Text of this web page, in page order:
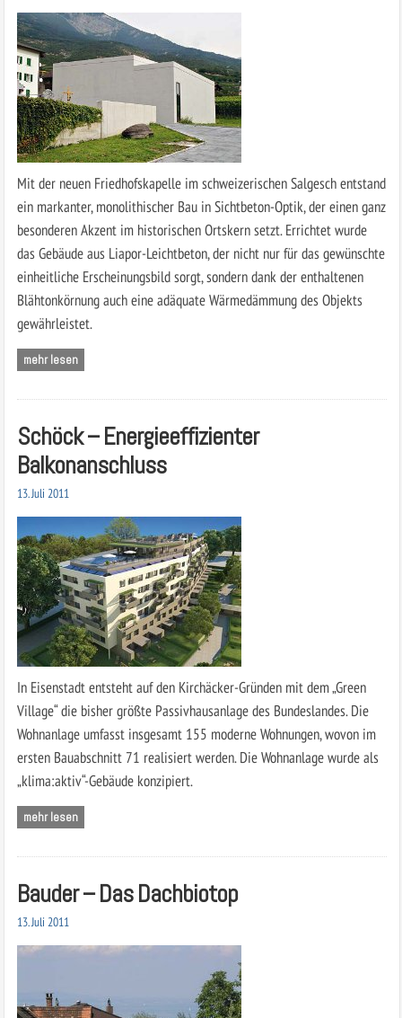
Mit der neuen Friedhofskapelle im schweizerischen Salgesch entstand
ein markanter, monolithischer Bau in Sichtbeton-Optik, der einen ganz
besonderen Akzent im historischen Ortskern setzt. Errichtet wurde
das Gebäude aus Liapor-Leichtbeton, der nicht nur für das gewünschte
einheitliche Erscheinungsbild sorgt, sondern dank der enthaltenen
Blähtonkörnung auch eine adäquate Wärmedämmung des Objekts
gewährleistet.
mehr lesen
Schöck – Energieeffizienter
Balkonanschluss
13. Juli 2011
In Eisenstadt entsteht auf den Kirchäcker-Gründen mit dem „Green
Village“ die bisher größte Passivhausanlage des Bundeslandes. Die
Wohnanlage umfasst insgesamt 155 moderne Wohnungen, wovon im
ersten Bauabschnitt 71 realisiert werden. Die Wohnanlage wurde als
„klima:aktiv“-Gebäude konzipiert.
mehr lesen
Bauder – Das Dachbiotop
13. Juli 2011